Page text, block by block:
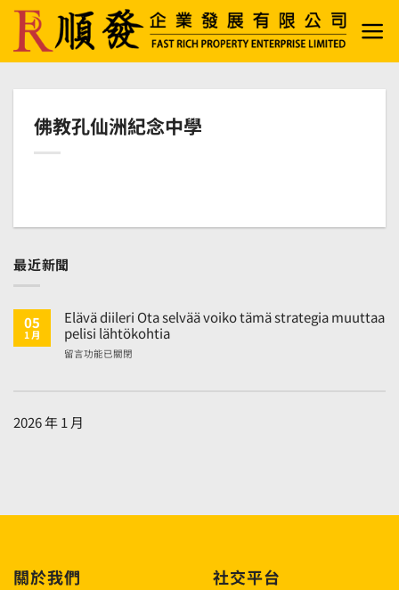
Skip
content
最近新聞
05
1 月
Elävä diileri Ota selvää voiko tämä strategia muuttaa
pelisi lähtökohtia
在
voiko
留言功能已關閉
2026 年 1 月
佛教孔仙洲紀念中學
關於我們 社交平台